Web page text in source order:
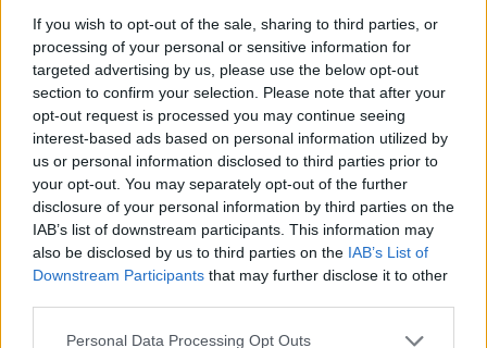
If you wish to opt-out of the sale, sharing to third parties, or
processing of your personal or sensitive information for
targeted advertising by us, please use the below opt-out
section to confirm your selection. Please note that after your
opt-out request is processed you may continue seeing
interest-based ads based on personal information utilized by
us or personal information disclosed to third parties prior to
your opt-out. You may separately opt-out of the further
disclosure of your personal information by third parties on the
IAB’s list of downstream participants. This information may
also be disclosed by us to third parties on the IAB’s List of
Downstream Participants that may further disclose it to other
Personal Data Processing Opt Outs
ARTIGOS RELACIONADOSMAIS DO AUTOR
Deputados do PSD saúdam Banda
Sinfónica da ARMAB pelo 1º lugar no